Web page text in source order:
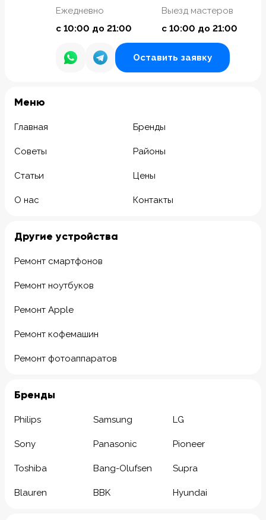
Ежедневно
с 10:00 до 21:00
Выезд мастеров
с 10:00 до 21:00
Оставить заявку
Meню
Главная Бренды
Советы Районы
Статьи Цены
О нас Контакты
Другие устройства
Ремонт смартфонов
Ремонт ноутбуков
Ремонт Apple
Ремонт кофемашин
Ремонт фотоаппаратов
Бренды
Philips Samsung LG
Sony Panasonic Pioneer
Toshiba Bang-Olufsen Supra
Blauren BBK Hyundai